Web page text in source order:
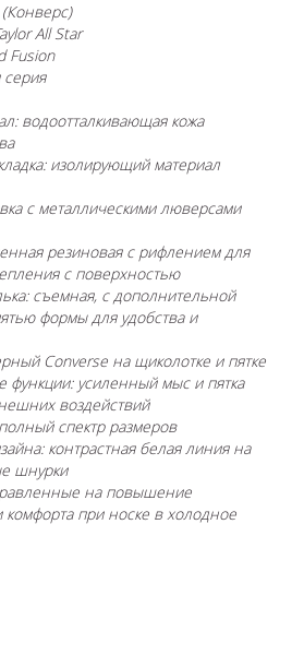
All Star
Fusion
водоотталкивающая кожа
изолирующий материал
с металлическими люверсами
резиновая с рифлением для
с поверхностью
съемная, с дополнительной
формы для удобства и
Converse на щиколотке и пятке
функции: усиленный мыс и пятка
воздействий
спектр размеров
контрастная белая линия на
шнурки
на повышение
комфорта при носке в холодное